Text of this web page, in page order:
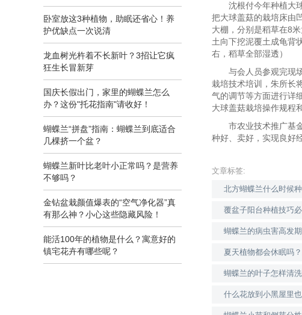
卧室放这3种植物，助眠还省心！养
护优缺点一次说清
龙血树光杵着不长新叶？3招让它疯
狂生长冒新芽
国庆长假出门，家里的蝴蝶兰怎么
办？这份"托花指南"请收好！
蝴蝶兰“拼盘”指南：蝴蝶兰到底适合
几棵挤一个盆？
蝴蝶兰新叶比老叶小正常吗？是营养
不够吗？
金钻盆栽颜值爆表的“空气净化器”真
有那么神？小心这些隐藏风险！
能活100年的植物是什么？寓意好的
镇宅花卉有哪些呢？
沈根付今年种植大球
把大球盖菇的栽培床由
大棚，分别是稻草在8
土向下挖泥覆土成龟背
右，稻草全部湿透）
与会人员参观完现场
栽培技术培训，朱所长
气的调节等方面进行详
大球盖菇栽培操作规程
市农业技术推广基金
种好、卖好，实现良好
文章标签:
北方蝴蝶兰什么时候
覆盆子阳台种植技巧
蝴蝶兰的病虫害高发
夏天植物都会休眠吗
蝴蝶兰的叶子怎样清
什么花放到小黑屋里